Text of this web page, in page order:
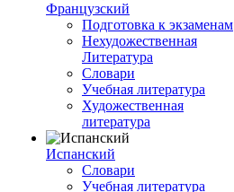
Французский
Подготовка к экзаменам
Нехудожественная
Литература
Словари
Учебная литература
Художественная
литература
Испанский
Словари
Учебная литература